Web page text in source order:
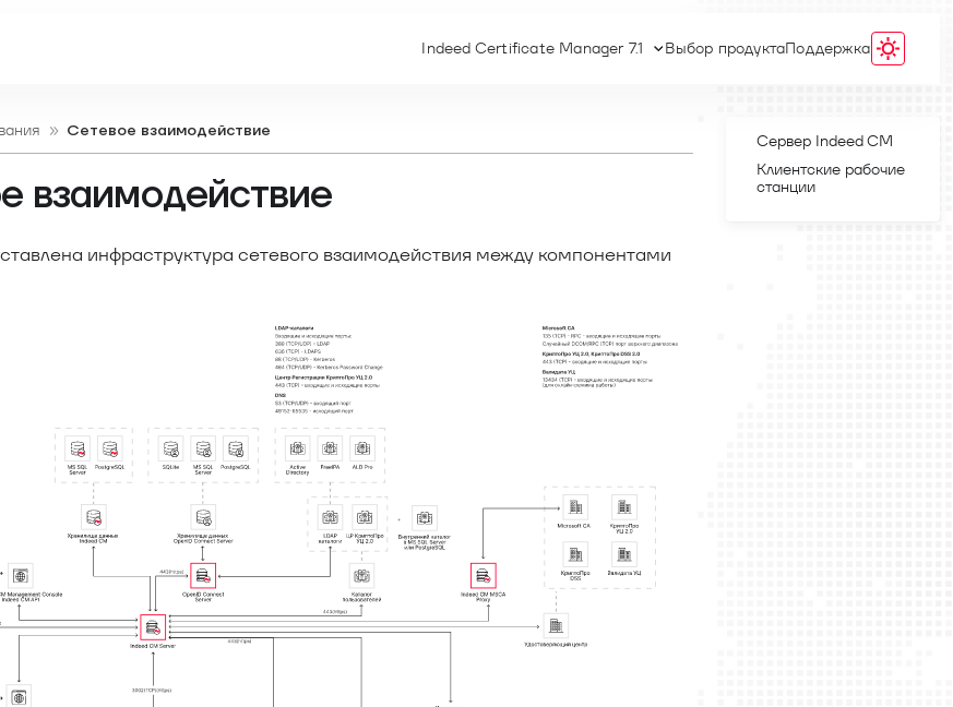
Indeed Certificate Manager 7.1 Выбор продуктаПоддержка
Сетевое взаимодействие
взаимодействие
инфраструктура сетевого взаимодействия между компонентами
Сервер Indeed CM
Клиентские рабочие
станции